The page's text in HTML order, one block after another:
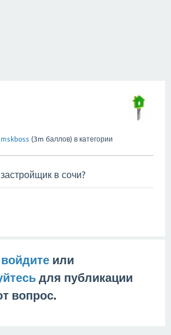
mskboss (3m баллов) в категории
в сочи?
войдите или
для публикации
вопрос.